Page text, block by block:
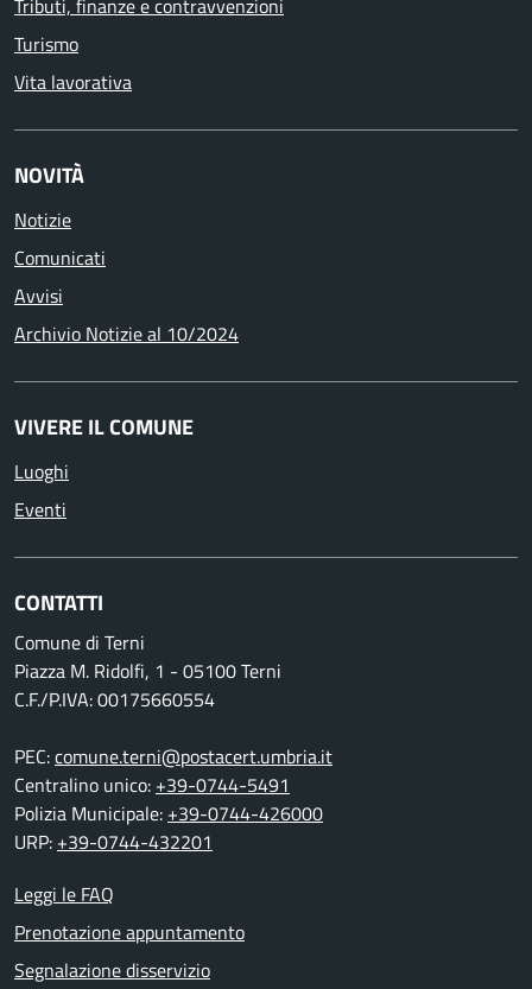
Turismo
Vita lavorativa
NOVITÀ
Notizie
Comunicati
Avvisi
Archivio Notizie al 10/2024
VIVERE IL COMUNE
Luoghi
Eventi
CONTATTI
Comune di Terni
Piazza M. Ridolfi, 1 - 05100 Terni
C.F./P.IVA: 00175660554
PEC:comune.terni@postacert.umbria.it
Centralino unico: +39-0744-5491
Polizia Municipale: +39-0744-426000
URP: +39-0744-432201
Leggi le FAQ
Prenotazione appuntamento
Segnalazione disservizio